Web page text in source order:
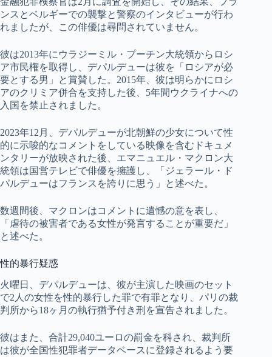
ンスとベルギーでの襲撃と警察のインタビューが行わ
れましたが、この俳優は尋問されていません。
彼は2013年にウラジーミル・プーチン大統領からロシ
ア市民権を取得し、デパルデューは彼を「ロシアが必
要とする男」と賞賛した。2015年、彼は明らかにロシ
アのクリミア併合を支持した後、5年間ウクライナへの
入国を禁止されました。
2023年12月、デパルデューが北朝鮮の少女について性
的に示唆的なコメントをしている映像を含むドキュメ
ンタリーが放映された後、エマニュエル・マクロン大
統領は国営テレビで俳優を擁護し、「ジェラール・ド
パルデューはフランスを誇りに思う」と述べた。
数週間後、マクロンはコメントに遺憾の意を表し、
「虐待の被害者である女性が発言することが重要だ」
と述べた。
性的暴行疑惑
火曜日、デパルデューは、彼が主演した映画のセット
で2人の女性を性的暴行した罪で有罪となり、パリの裁
判所から18ヶ月の執行猶予付き刑を宣告されました。
彼はまた、合計29,040ユーロの罰金を科され、裁判所
は彼が全国性犯罪者データベースに登録されるよう要